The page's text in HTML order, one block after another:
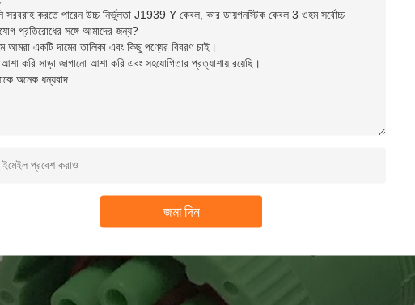
জমা দিন
9 পিনএই তারের মহিলা সংযোগকারী হল টাইপ 2, তাই এর পিন এফ পিন সি এবং পিন জে হিসাবে ছোট
টাইপ 1 বা টাইপ 2 J1939 পুরুষ রিসেপটেলে ঢোকানো যেতে পারে।